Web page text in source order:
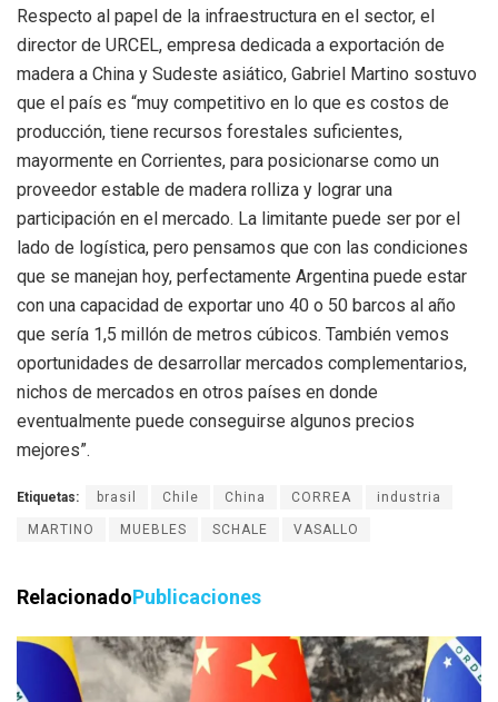
Respecto al papel de la infraestructura en el sector, el
director de URCEL, empresa dedicada a exportación de
madera a China y Sudeste asiático, Gabriel Martino sostuvo
que el país es “muy competitivo en lo que es costos de
producción, tiene recursos forestales suficientes,
mayormente en Corrientes, para posicionarse como un
proveedor estable de madera rolliza y lograr una
participación en el mercado. La limitante puede ser por el
lado de logística, pero pensamos que con las condiciones
que se manejan hoy, perfectamente Argentina puede estar
con una capacidad de exportar uno 40 o 50 barcos al año
que sería 1,5 millón de metros cúbicos. También vemos
oportunidades de desarrollar mercados complementarios,
nichos de mercados en otros países en donde
eventualmente puede conseguirse algunos precios
mejores”.
Etiquetas: brasil Chile China CORREA industria
MARTINO MUEBLES SCHALE VASALLO
RelacionadoPublicaciones